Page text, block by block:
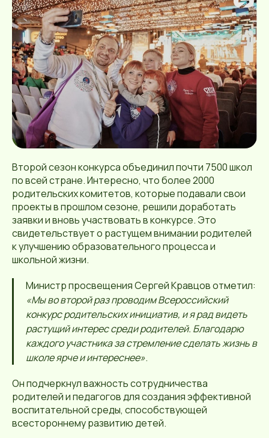
Второй сезон конкурса объединил почти 7500 школ
по всей стране. Интересно, что более 2000
родительских комитетов, которые подавали свои
проекты в прошлом сезоне, решили доработать
заявки и вновь участвовать в конкурсе. Это
свидетельствует о растущем внимании родителей
к улучшению образовательного процесса и
школьной жизни.
Министр просвещения Сергей Кравцов отметил:
«Мы во второй раз проводим Всероссийский
конкурс родительских инициатив, и я рад видеть
растущий интерес среди родителей. Благодарю
каждого участника за стремление сделать жизнь в
школе ярче и интереснее».
Он подчеркнул важность сотрудничества
родителей и педагогов для создания эффективной
воспитательной среды, способствующей
всестороннему развитию детей.